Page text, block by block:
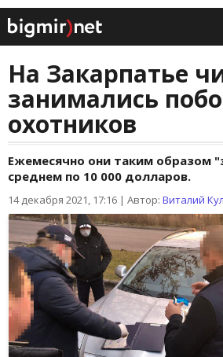
На Закарпатье
занимались
охотников
Ежемесячно они таким образом
среднем по 10 000 долларов.
14 декабря 2021, 17:16 | Автор: Виталий